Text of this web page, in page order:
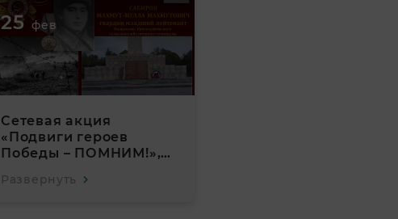
25 фев
Сетевая акция
«Подвиги героев
Победы – ПОМНИМ!»,
подвигам известных и
Развернуть